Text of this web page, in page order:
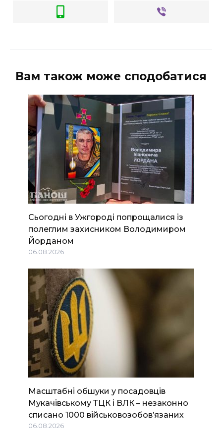
Вам також може сподобатися
Сьогодні в Ужгороді попрощалися із
полеглим захисником Володимиром
Йорданом
06.08.2026
Масштабні обшуки у посадовців
Мукачівському ТЦК і ВЛК – незаконно
списано 1000 військовозобов’язаних
06.08.2026